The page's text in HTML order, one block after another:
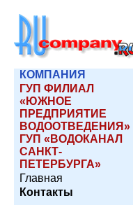
КОМПАНИЯ
ГУП ФИЛИАЛ
«ЮЖНОЕ
ПРЕДПРИЯТИЕ
ВОДООТВЕДЕНИЯ»
ГУП «ВОДОКАНАЛ
САНКТ-
ПЕТЕРБУРГА»
Главная
Контакты